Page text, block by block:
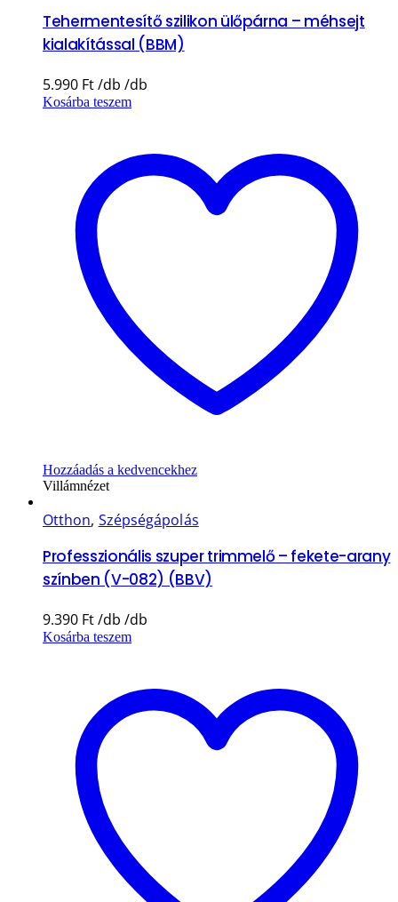
Tehermentesítő szilikon ülőpárna – méhsejt
kialakítással (BBM)
5.990 Ft
Kosárba teszem
Hozzáadás a kedvencekhez
Villámnézet
Otthon, Szépségápolás
Professzionális szuper trimmelő – fekete-arany
színben (V-082) (BBV)
9.390 Ft
Kosárba teszem